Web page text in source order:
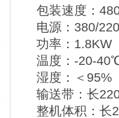
包装速度：
电源：380/
功率：1.8KW
温度：-20-
湿度：＜95%
输送带：长
整机体积：长